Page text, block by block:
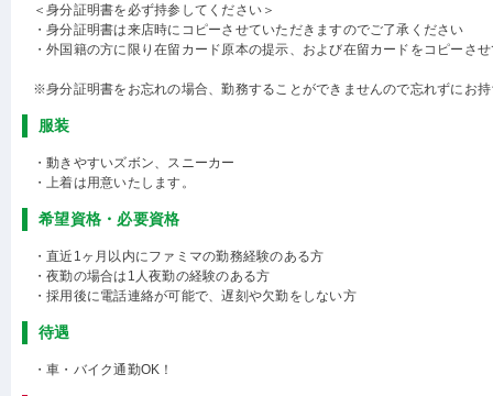
＜身分証明書を必ず持参してください＞
・身分証明書は来店時にコピーさせていただきますのでご了承ください
・外国籍の方に限り在留カード原本の提示、および在留カードをコピーさ
※身分証明書をお忘れの場合、勤務することができませんので忘れずにお
服装
・動きやすいズボン、スニーカー
・上着は用意いたします。
希望資格・必要資格
・直近1ヶ月以内にファミマの勤務経験のある方
・夜勤の場合は1人夜勤の経験のある方
・採用後に電話連絡が可能で、遅刻や欠勤をしない方
待遇
・車・バイク通勤OK！